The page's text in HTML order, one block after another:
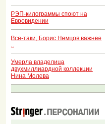
РЭП-килограммы споют на
Евровидении
Все-таки, Борис Немцов важнее
Умерла владелица
двухмиллиардной коллекции
Нина Молева